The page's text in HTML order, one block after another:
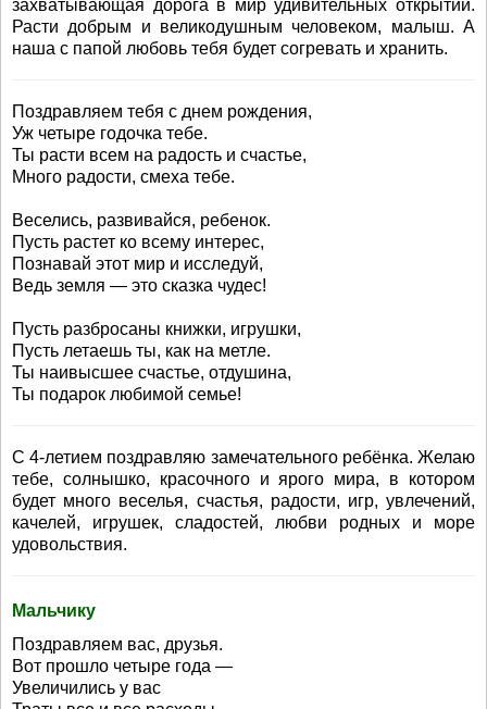
захватывающая дорога в мир удивительных открытий.
Расти добрым и великодушным человеком, малыш. А
наша с папой любовь тебя будет согревать и хранить.
Поздравляем тебя с днем рождения,
Уж четыре годочка тебе.
Ты расти всем на радость и счастье,
Много радости, смеха тебе.
Веселись, развивайся, ребенок.
Пусть растет ко всему интерес,
Познавай этот мир и исследуй,
Ведь земля — это сказка чудес!
Пусть разбросаны книжки, игрушки,
Пусть летаешь ты, как на метле.
Ты наивысшее счастье, отдушина,
Ты подарок любимой семье!
С 4-летием поздравляю замечательного ребёнка. Желаю
тебе, солнышко, красочного и ярого мира, в котором
будет много веселья, счастья, радости, игр, увлечений,
качелей, игрушек, сладостей, любви родных и море
удовольствия.
Мальчику
Поздравляем вас, друзья.
Вот прошло четыре года —
Увеличились у вас